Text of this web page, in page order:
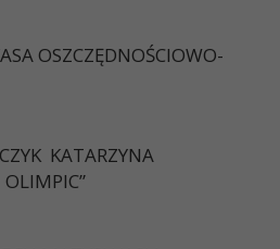
OSZCZĘDNOŚCIOWO-
KATARZYNA